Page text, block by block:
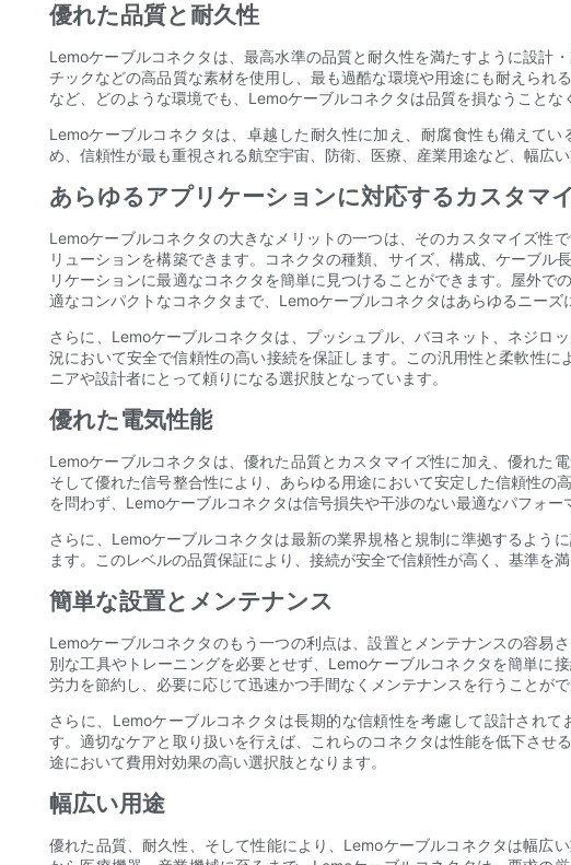
優れた品質と耐久性
Lemoケーブルコネクタは、最高水準の品質と耐久性を満たすように設計
チックなどの高品質な素材を使用し、最も過酷な環境や用途にも耐えられ
など、どのような環境でも、Lemoケーブルコネクタは品質を損なうことな
Lemoケーブルコネクタは、卓越した耐久性に加え、耐腐食性も備えて
め、信頼性が最も重視される航空宇宙、防衛、医療、産業用途など、幅広い
あらゆるアプリケーションに対応するカスタマ
Lemoケーブルコネクタの大きなメリットの一つは、そのカスタマイズ性
リューションを構築できます。コネクタの種類、サイズ、構成、ケーブル
リケーションに最適なコネクタを簡単に見つけることができます。屋外で
適なコンパクトなコネクタまで、Lemoケーブルコネクタはあらゆるニーズ
さらに、Lemoケーブルコネクタは、プッシュプル、バヨネット、ネジロ
況において安全で信頼性の高い接続を保証します。この汎用性と柔軟性
ニアや設計者にとって頼りになる選択肢となっています。
優れた電気性能
Lemoケーブルコネクタは、優れた品質とカスタマイズ性に加え、優れた
そして優れた信号整合性により、あらゆる用途において安定した信頼性の
を問わず、Lemoケーブルコネクタは信号損失や干渉のない最適なパフォー
さらに、Lemoケーブルコネクタは最新の業界規格と規制に準拠するよう
ます。このレベルの品質保証により、接続が安全で信頼性が高く、基準を
簡単な設置とメンテナンス
Lemoケーブルコネクタのもう一つの利点は、設置とメンテナンスの容易
別な工具やトレーニングを必要とせず、Lemoケーブルコネクタを簡単に
労力を節約し、必要に応じて迅速かつ手間なくメンテナンスを行うことがで
さらに、Lemoケーブルコネクタは長期的な信頼性を考慮して設計され
す。適切なケアと取り扱いを行えば、これらのコネクタは性能を低下させ
途において費用対効果の高い選択肢となります。
幅広い用途
優れた品質、耐久性、そして性能により、Lemoケーブルコネクタは幅広